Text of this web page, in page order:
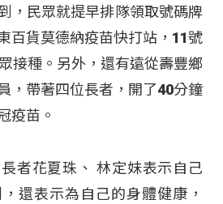
，民眾就提早排隊領取號碼牌
百貨莫德納疫苗快打站，11號
接種。另外，還有遠從壽豐鄉
，帶著四位長者，開了40分鐘
疫苗。
者花夏珠、 林定妹表示自己
還表示為自己的身體健康，